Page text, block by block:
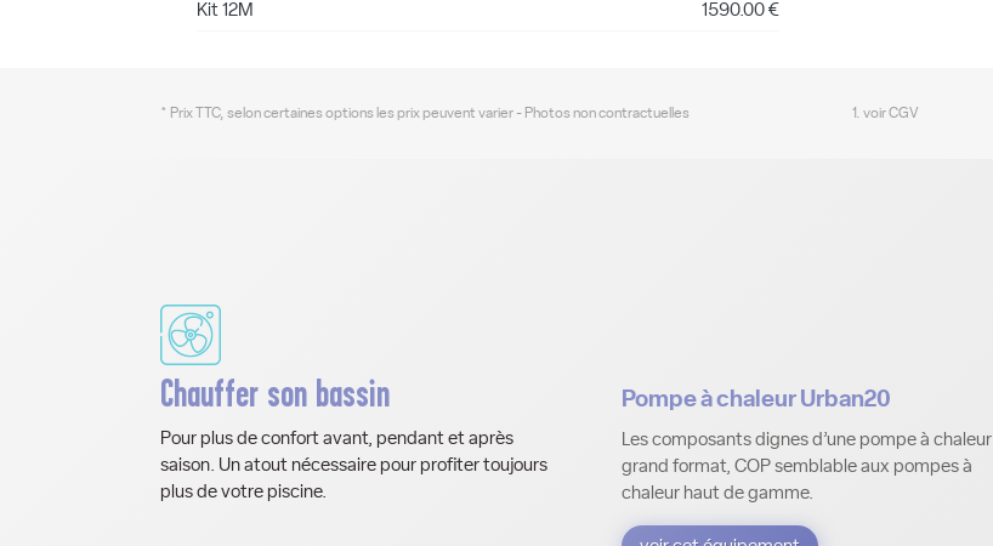
Kit 12M 1590.00 €
* Prix TTC, selon certaines options les prix peuvent varier - Photos non contractuelles 1. voir CGV
Chauffer son bassin
Pour plus de confort avant, pendant et après
saison. Un atout nécessaire pour profiter toujours
plus de votre piscine.
Pompe à chaleur Urban20
Les composants dignes d’une pompe à chaleur
grand format, COP semblable aux pompes à
chaleur haut de gamme.